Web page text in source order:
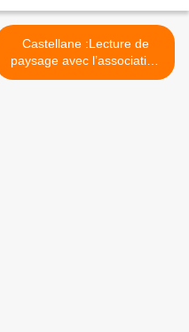
Castellane :Lecture de
paysage avec l’association
Petra Castellana et Jean-